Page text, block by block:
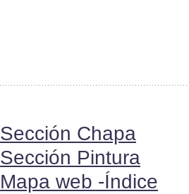
Sección Chapa
Sección Pintura
Mapa web -Índice